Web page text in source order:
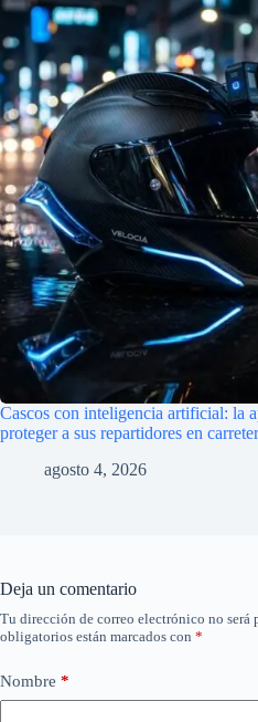
Cascos con inteligencia artificial: la
proteger a sus repartidores en
agosto 4, 2026
Deja un comentario
Tu dirección de correo electrónico no será
obligatorios están marcados con *
Nombre *